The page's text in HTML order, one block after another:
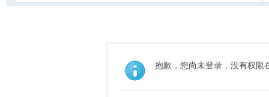
抱歉，您尚未登录，没有权限